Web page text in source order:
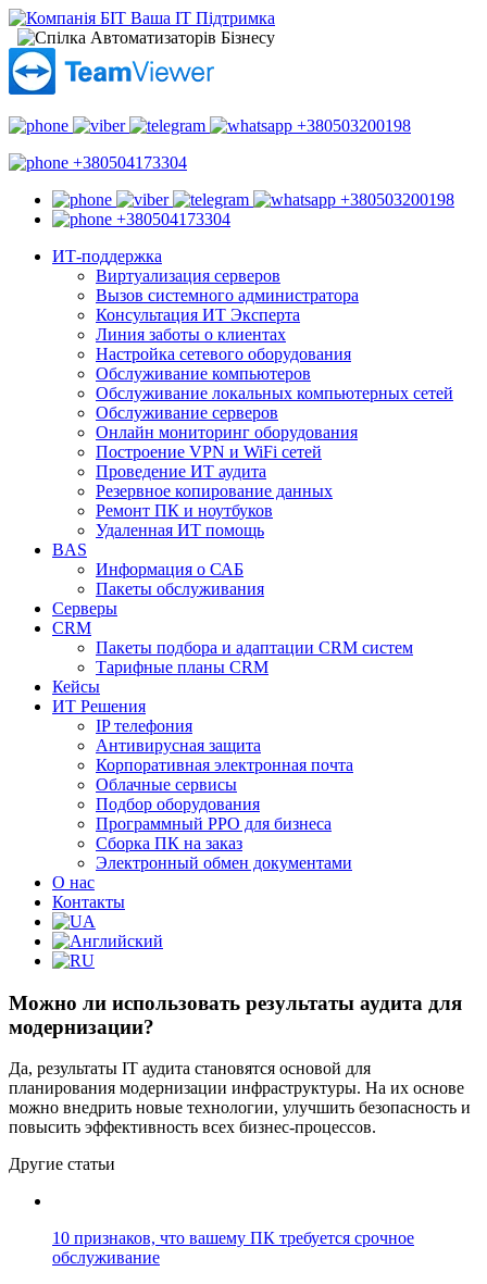
+380503200198
+380504173304
+380503200198
+380504173304
ИТ-поддержка
Виртуализация серверов
Вызов системного администратора
Консультация ИТ Эксперта
Линия заботы о клиентах
Настройка сетевого оборудования
Обслуживание компьютеров
Обслуживание локальных компьютерных сетей
Обслуживание серверов
Онлайн мониторинг оборудования
Построение VPN и WiFi сетей
Проведение ИТ аудита
Резервное копирование данных
Ремонт ПК и ноутбуков
Удаленная ИТ помощь
BAS
Информация о САБ
Пакеты обслуживания
Серверы
CRM
Пакеты подбора и адаптации CRM систем
Тарифные планы CRM
Кейсы
ИТ Решения
IP телефония
Антивирусная защита
Корпоративная электронная почта
Облачные сервисы
Подбор оборудования
Программный РРО для бизнеса
Сборка ПК на заказ
Электронный обмен документами
О нас
Контакты
Можно ли использовать результаты аудита для
модернизации?
Да, результаты IT аудита становятся основой для
планирования модернизации инфраструктуры. На их основе
можно внедрить новые технологии, улучшить безопасность и
повысить эффективность всех бизнес-процессов.
Другие статьи
10 признаков, что вашему ПК требуется срочное
обслуживание